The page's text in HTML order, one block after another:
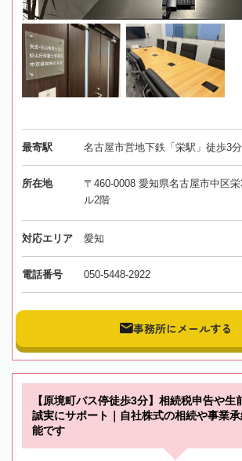
最寄駅 名古屋市営地下鉄「栄駅」徒歩3分
所在地
〒460-0008 愛知県名古屋市中区
ル2階
対応エリア 愛知
電話番号 050-5448-2922
事務所にメールする
【原境町バス停徒歩3分】相続税申告や生
誠実にサポート｜自社株式の相続や事業
能です